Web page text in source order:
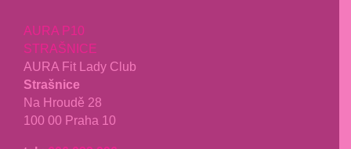
AURA P10
STRAŠNICE
AURA Fit Lady Club
Strašnice
Na Hroudě 28
100 00 Praha 10